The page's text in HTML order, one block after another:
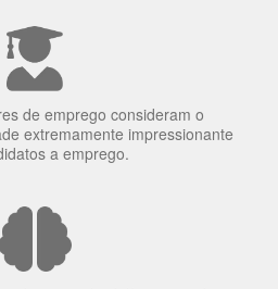
de emprego consideram o
extremamente impressionante
idiomas pelos bilíngues pode
a doença de Alzheimer.